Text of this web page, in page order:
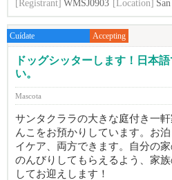
[Registrant] WMSJ0903 [Location]
Cuídate Accepting
ドッグシッターします！日本
い。
Mascota
サンタクララの大きな庭付き一
んこをお預かりしています。お
イケア、両方できます。自分の
のんびりしてもらえるよう、家族
してお迎えします！